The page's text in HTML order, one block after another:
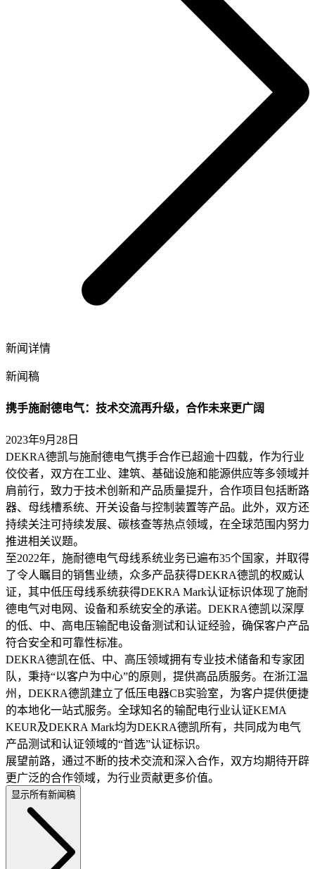
新闻详情
新闻稿
携手施耐德电气：技术交流再升级，合作未来更广阔
2023年9月28日
DEKRA德凯与施耐德电气携手合作已超逾十四载，作为行业
佼佼者，双方在工业、建筑、基础设施和能源供应等多领域并
肩前行，致力于技术创新和产品质量提升，合作项目包括断路
器、母线槽系统、开关设备与控制装置等产品。此外，双方还
持续关注可持续发展、碳核查等热点领域，在全球范围内努力
推进相关议题。
至2022年，施耐德电气母线系统业务已遍布35个国家，并取得
了令人瞩目的销售业绩，众多产品获得DEKRA德凯的权威认
证，其中低压母线系统获得DEKRA Mark认证标识体现了施耐
德电气对电网、设备和系统安全的承诺。DEKRA德凯以深厚
的低、中、高电压输配电设备测试和认证经验，确保客户产品
符合安全和可靠性标准。
DEKRA德凯在低、中、高压领域拥有专业技术储备和专家团
队，秉持“以客户为中心”的原则，提供高品质服务。在浙江温
州，DEKRA德凯建立了低压电器CB实验室，为客户提供便捷
的本地化一站式服务。全球知名的输配电行业认证KEMA
KEUR及DEKRA Mark均为DEKRA德凯所有，共同成为电气
产品测试和认证领域的“首选”认证标识。
展望前路，通过不断的技术交流和深入合作，双方均期待开辟
更广泛的合作领域，为行业贡献更多价值。
显示所有新闻稿